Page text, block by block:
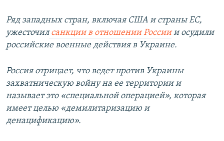
Ряд западных стран, включая США и страны ЕС,
ужесточилсанкции в отношении Россиии осудили
российские военные действия в Украине.
Россия отрицает, что ведет против Украины
захватническую войну на ее территории и
называет это «специальной операцией», которая
имеет целью «демилитаризацию и
денацификацию».